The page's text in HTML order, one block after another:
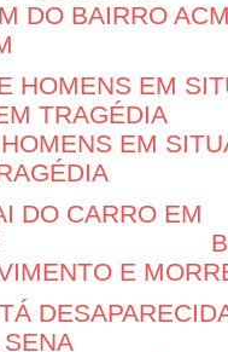
DO BAIRRO
EM
E